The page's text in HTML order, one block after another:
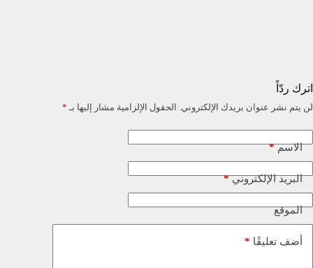
اترك ردّاً
لن يتم نشر عنوان بريدك الإلكتروني. الحقول الإلزامية مشار إليها بـ *
الاسم*
البريد الإلكتروني*
الموقع
أضف تعليقًا *